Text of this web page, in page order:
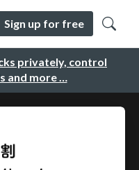
privately, control
and more …
Sign up for free